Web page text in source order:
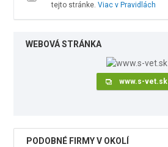
tejto stránke. Viac v Pravidlách
WEBOVÁ STRÁNKA
www.s-vet.sk
PODOBNÉ FIRMY V OKOLÍ